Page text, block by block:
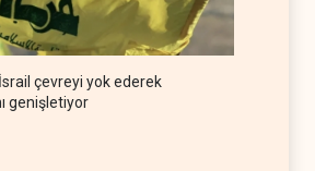
çevreyi yok ederek
genişletiyor